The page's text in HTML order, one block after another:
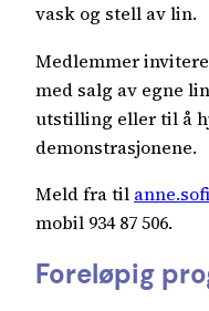
vask og stell av lin.
Medlemmer
med salg av egne
utstilling eller til å
demonstrasjonene.
Meld fra til
mobil 934 87 506.
Foreløpig